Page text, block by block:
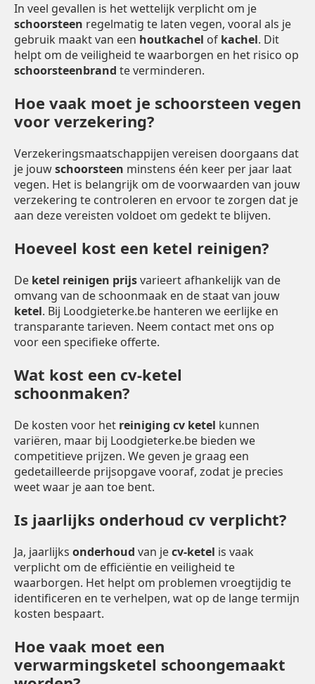
In veel gevallen is het wettelijk verplicht om je
schoorsteen regelmatig te laten vegen, vooral als je
gebruik maakt van een houtkachel of kachel. Dit
helpt om de veiligheid te waarborgen en het risico op
schoorsteenbrand te verminderen.
Hoe vaak moet je schoorsteen vegen
voor verzekering?
Verzekeringsmaatschappijen vereisen doorgaans dat
je jouwschoorsteen minstens één keer per jaar laat
vegen. Het is belangrijk om de voorwaarden van jouw
verzekering te controleren en ervoor te zorgen dat je
aan deze vereisten voldoet om gedekt te blijven.
Hoeveel kost een ketel reinigen?
De ketel reinigen prijsvarieert afhankelijk van de
omvang van de schoonmaak en de staat van jouw
ketel. Bij Loodgieterke.be hanteren we eerlijke en
transparante tarieven. Neem contact met ons op
voor een specifieke offerte.
Wat kost een cv-ketel
schoonmaken?
De kosten voor het reiniging cv ketel kunnen
variëren, maar bij Loodgieterke.be bieden we
competitieve prijzen. We geven je graag een
gedetailleerde prijsopgave vooraf, zodat je precies
weet waar je aan toe bent.
Is jaarlijks onderhoud cv verplicht?
Ja, jaarlijks onderhoud van jecv-ketel is vaak
verplicht om de efficiëntie en veiligheid te
waarborgen. Het helpt om problemen vroegtijdig te
identificeren en te verhelpen, wat op de lange termijn
kosten bespaart.
Hoe vaak moet een
verwarmingsketel schoongemaakt